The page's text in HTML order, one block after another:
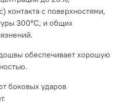
контакта с поверхностями,
300°С, и общих
обеспечивает хорошую
боковых ударов